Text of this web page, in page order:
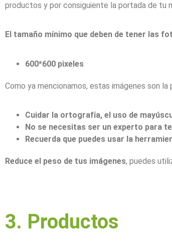
productos y por consiguiente la portada de tu
El tamaño mínimo que deben de tener las
600*600 pixeles
Como ya mencionamos, estas imágenes son
Cuidar la ortografía, el uso de
No se necesitas ser un experto para
Recuerda que puedes usar la
Reduce el peso de tus imágenes, puedes
3. Productos